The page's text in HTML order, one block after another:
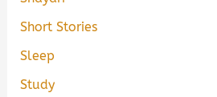
Short Stories
Sleep
Study